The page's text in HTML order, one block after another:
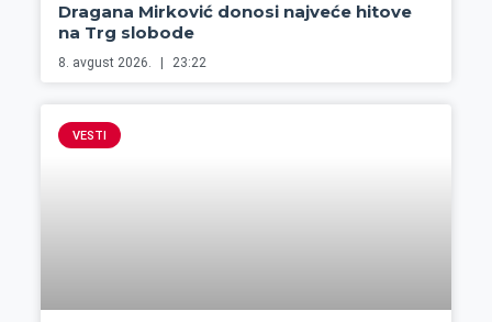
Dragana Mirković donosi najveće hitove
na Trg slobode
8. avgust 2026. 23:22
VESTI